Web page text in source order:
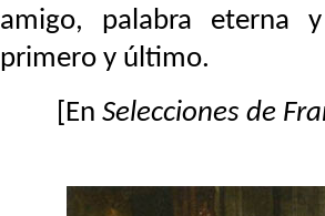
amigo, palabra eterna
primero y último.
[En Selecciones de